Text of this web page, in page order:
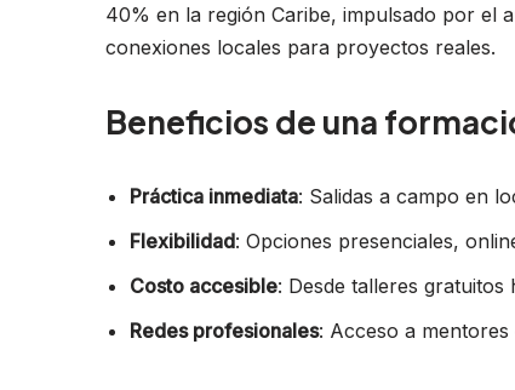
40% en la región Caribe, impulsado por el
conexiones locales para proyectos reales.
Beneficios de una
Práctica inmediata: Salidas a campo en
Flexibilidad: Opciones presenciales,
Costo accesible: Desde talleres gratuitos
Redes profesionales: Acceso a